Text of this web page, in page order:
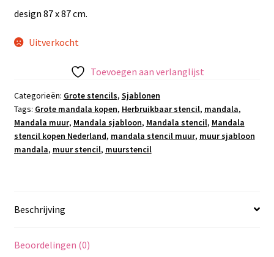
design 87 x 87 cm.
Uitverkocht
Toevoegen aan verlanglijst
Categorieën: Grote stencils, Sjablonen
Tags: Grote mandala kopen, Herbruikbaar stencil, mandala,
Mandala muur, Mandala sjabloon, Mandala stencil, Mandala
stencil kopen Nederland, mandala stencil muur, muur sjabloon
mandala, muur stencil, muurstencil
Beschrijving
Beoordelingen (0)